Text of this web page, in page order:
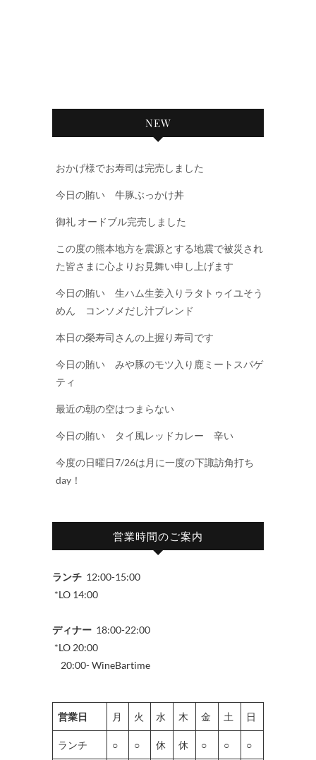
NEW
おかげ様でお寿司は完売しました
今日の賄い 牛豚ぶっかけ丼
御礼 オードブル完売しました
この度の熊本地方を震源とする地震で被災され
た皆さまに心よりお見舞い申し上げます
今日の賄い 生ハム生姜入りラタトゥイユそう
めん コンソメだし汁ブレンド
本日の榮寿司さんの上握り寿司です
今日の賄い みや豚のモツ入り鹿ミートスパゲ
ティ
最近の朝の空はつまらない
今日の賄い タイ風レッドカレー 辛い
今度の日曜日7/26は月に一度の下諏訪角打ち
day！
営業時間のご案内
ランチ 12:00-15:00
*LO 14:00
ディナー 18:00-22:00
*LO 20:00
20:00- WineBartime
営業日 月 火 水 木 金 土 日
ランチ ○ ○ 休 休 ○ ○ ○